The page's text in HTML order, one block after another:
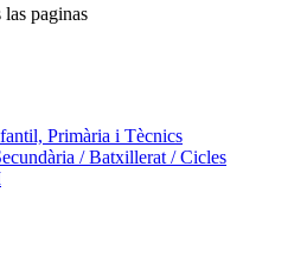
paginas
Primària i Tècnics
/ Batxillerat / Cicles